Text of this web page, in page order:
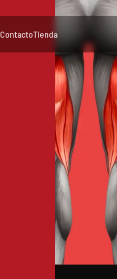
ContactoTienda